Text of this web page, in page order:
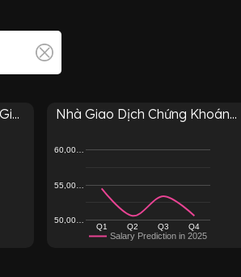
Nhà Giao Dịch Chứng Khoán...
Salary Prediction in 2025
Q1 Q2 Q3 Q4
50,00…
55,00…
60,00…